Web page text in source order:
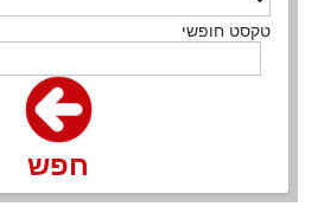
טקסט חופשי
חפש